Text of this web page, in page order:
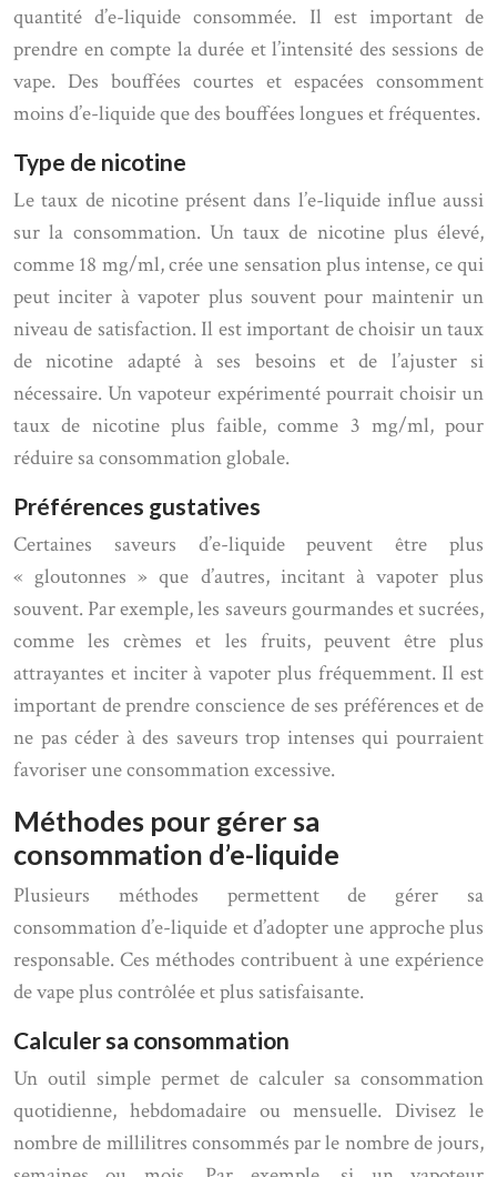
quantité d’e-liquide consommée. Il est important de
prendre en compte la durée et l’intensité des sessions de
vape. Des bouffées courtes et espacées consomment
moins d’e-liquide que des bouffées longues et fréquentes.
Type de nicotine
Le taux de nicotine présent dans l’e-liquide influe aussi
sur la consommation. Un taux de nicotine plus élevé,
comme 18 mg/ml, crée une sensation plus intense, ce qui
peut inciter à vapoter plus souvent pour maintenir un
niveau de satisfaction. Il est important de choisir un taux
de nicotine adapté à ses besoins et de l’ajuster si
nécessaire. Un vapoteur expérimenté pourrait choisir un
taux de nicotine plus faible, comme 3 mg/ml, pour
réduire sa consommation globale.
Préférences gustatives
Certaines saveurs d’e-liquide peuvent être plus
« gloutonnes » que d’autres, incitant à vapoter plus
souvent. Par exemple, les saveurs gourmandes et sucrées,
comme les crèmes et les fruits, peuvent être plus
attrayantes et inciter à vapoter plus fréquemment. Il est
important de prendre conscience de ses préférences et de
ne pas céder à des saveurs trop intenses qui pourraient
favoriser une consommation excessive.
Méthodes pour gérer sa
consommation d’e-liquide
Plusieurs méthodes permettent de gérer sa
consommation d’e-liquide et d’adopter une approche plus
responsable. Ces méthodes contribuent à une expérience
de vape plus contrôlée et plus satisfaisante.
Calculer sa consommation
Un outil simple permet de calculer sa consommation
quotidienne, hebdomadaire ou mensuelle. Divisez le
nombre de millilitres consommés par le nombre de jours,